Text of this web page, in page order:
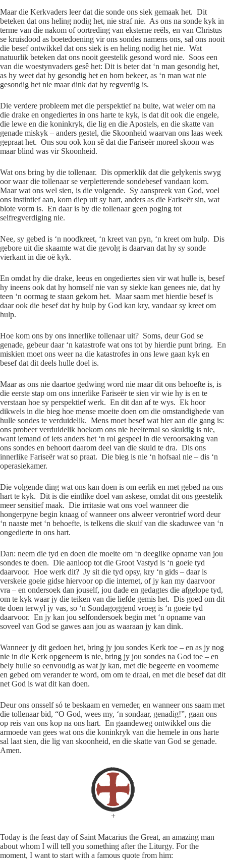
Maar die Kerkvaders leer dat die sonde ons siek gemaak het. Dit
beteken dat ons heling nodig het, nie straf nie. As ons na sonde kyk in
terme van die nakom of oortreding van eksterne reëls, en van Christus
se kruisdood as boetedoening vir ons sondes namens ons, sal ons nooit
die besef ontwikkel dat ons siek is en heling nodig het nie. Wat
natuurlik beteken dat ons nooit geestelik gesond word nie. Soos een
van die woestynvaders gesê het: Dit is beter dat ‘n man gesondig het,
as hy weet dat hy gesondig het en hom bekeer, as ‘n man wat nie
gesondig het nie maar dink dat hy regverdig is.
Die verdere probleem met die perspektief na buite, wat weier om na
die drake en ongediertes in ons harte te kyk, is dat dit ook die engele,
die lewe en die koninkryk, die lig en die Apostels, en die skatte van
genade miskyk – anders gestel, die Skoonheid waarvan ons laas week
gepraat het. Ons sou ook kon sê dat die Fariseër moreel skoon was
maar blind was vir Skoonheid.
Wat ons bring by die tollenaar. Dis opmerklik dat die gelykenis swyg
oor waar die tollenaar se verpletterende sondebesef vandaan kom.
Maar wat ons wel sien, is die volgende. Sy aanspreek van God, voel
ons instintief aan, kom diep uit sy hart, anders as die Fariseër sin, wat
blote vorm is. En daar is by die tollenaar geen poging tot
selfregverdiging nie.
Nee, sy gebed is ‘n noodkreet, ‘n kreet van pyn, ‘n kreet om hulp. Dis
gebore uit die skaamte wat die gevolg is daarvan dat hy sy sonde
vierkant in die oë kyk.
En omdat hy die drake, leeus en ongediertes sien vir wat hulle is, besef
hy ineens ook dat hy homself nie van sy siekte kan genees nie, dat hy
teen ‘n oormag te staan gekom het. Maar saam met hierdie besef is
daar ook die besef dat hy hulp by God kan kry, vandaar sy kreet om
hulp.
Hoe kom ons by ons innerlike tollenaar uit? Soms, deur God se
genade, gebeur daar ‘n katastrofe wat ons tot by hierdie punt bring. En
miskien moet ons weer na die katastrofes in ons lewe gaan kyk en
besef dat dit deels hulle doel is.
Maar as ons nie daartoe gedwing word nie maar dit ons behoefte is, is
die eerste stap om ons innerlike Fariseër te sien vir wie hy is en te
verstaan hoe sy perspektief werk. En dit dan af te wys. Ek hoor
dikwels in die bieg hoe mense moeite doen om die omstandighede van
hulle sondes te verduidelik. Mens moet besef wat hier aan die gang is:
ons probeer verduidelik hoekom ons nie heeltemal so skuldig is nie,
want iemand of iets anders het ‘n rol gespeel in die veroorsaking van
ons sondes en behoort daarom deel van die skuld te dra. Dis ons
innerlike Fariseër wat so praat. Die bieg is nie ‘n hofsaal nie – dis ‘n
operasiekamer.
Die volgende ding wat ons kan doen is om eerlik en met gebed na ons
hart te kyk. Dit is die eintlike doel van askese, omdat dit ons geestelik
meer sensitief maak. Die irritasie wat ons voel wanneer die
hongerpyne begin knaag of wanneer ons alweer verontrief word deur
‘n naaste met ‘n behoefte, is telkens die skuif van die skaduwee van ‘n
ongedierte in ons hart.
Dan: neem die tyd en doen die moeite om ‘n deeglike opname van jou
sondes te doen. Die aanloop tot die Groot Vastyd is ‘n goeie tyd
daarvoor. Hoe werk dit? Jy sit die tyd opsy, kry ‘n gids – daar is
verskeie goeie gidse hiervoor op die internet, of jy kan my daarvoor
vra – en ondersoek dan jouself, jou dade en gedagtes die afgelope tyd,
om te kyk waar jy die teiken van die liefde gemis het. Dis goed om dit
te doen terwyl jy vas, so ‘n Sondagoggend vroeg is ‘n goeie tyd
daarvoor. En jy kan jou selfondersoek begin met ‘n opname van
soveel van God se gawes aan jou as waaraan jy kan dink.
Wanneer jy dit gedoen het, bring jy jou sondes Kerk toe – en as jy nog
nie in die Kerk opgeneem is nie, bring jy jou sondes na God toe – en
bely hulle so eenvoudig as wat jy kan, met die begeerte en voorneme
en gebed om verander te word, om om te draai, en met die besef dat dit
net God is wat dit kan doen.
Deur ons onsself só te beskaam en verneder, en wanneer ons saam met
die tollenaar bid, “O God, wees my, ‘n sondaar, genadig!”, gaan ons
op reis van ons kop na ons hart. En gaandeweg ontwikkel ons die
armoede van gees wat ons die koninkryk van die hemele in ons harte
sal laat sien, die lig van skoonheid, en die skatte van God se genade.
Amen.
+
Today is the feast day of Saint Macarius the Great, an amazing man
about whom I will tell you something after the Liturgy. For the
moment, I want to start with a famous quote from him: